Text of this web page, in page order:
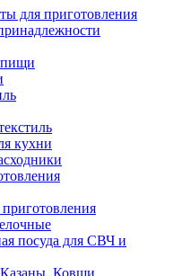
для приготовления
пищи
кухни
посуда для СВЧ и
Ковши